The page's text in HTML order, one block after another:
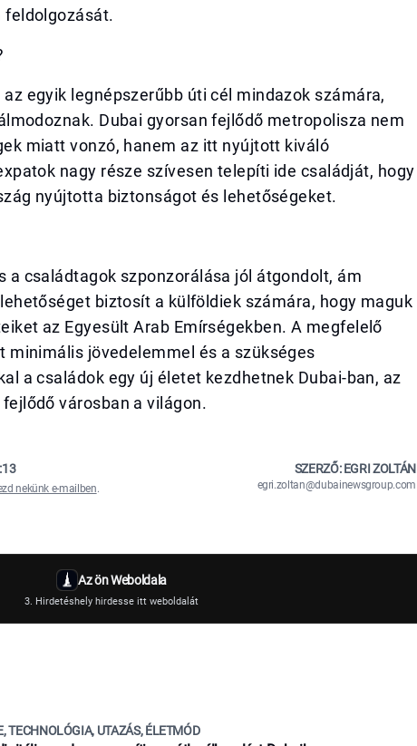
feldolgozását.
az egyik legnépszerűbb úti cél mindazok számára,
Dubai gyorsan fejlődő metropolisza nem
miatt vonzó, hanem az itt nyújtott kiváló
nagy része szívesen telepíti ide családját, hogy
nyújtotta biztonságot és lehetőségeket.
a családtagok szponzorálása jól átgondolt, ám
biztosít a külföldiek számára, hogy maguk
az Egyesült Arab Emírségekben. A megfelelő
minimális jövedelemmel és a szükséges
a családok egy új életet kezdhetnek Dubai-ban, az
városban a világon.
nekünk e-mailben.
SZERZŐ: EGRI ZOLTÁN
egri.zoltan@dubainewsgroup.com
Az ön Weboldala
3. Hirdetéshely hirdesse itt weboldalát
TECHNOLÓGIA, UTAZÁS, ÉLETMÓD